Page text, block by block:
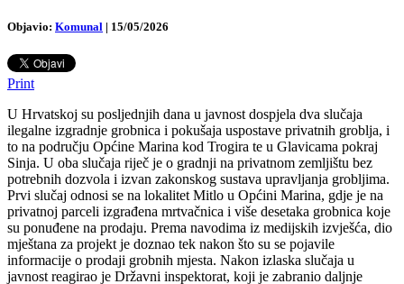
Objavio: Komunal | 15/05/2026
Print
U Hrvatskoj su posljednjih dana u javnost dospjela dva slučaja
ilegalne izgradnje grobnica i pokušaja uspostave privatnih groblja, i
to na području Općine Marina kod Trogira te u Glavicama pokraj
Sinja. U oba slučaja riječ je o gradnji na privatnom zemljištu bez
potrebnih dozvola i izvan zakonskog sustava upravljanja grobljima.
Prvi slučaj odnosi se na lokalitet Mitlo u Općini Marina, gdje je na
privatnoj parceli izgrađena mrtvačnica i više desetaka grobnica koje
su ponuđene na prodaju. Prema navodima iz medijskih izvješća, dio
mještana za projekt je doznao tek nakon što su se pojavile
informacije o prodaji grobnih mjesta. Nakon izlaska slučaja u
javnost reagirao je Državni inspektorat, koji je zabranio daljnje